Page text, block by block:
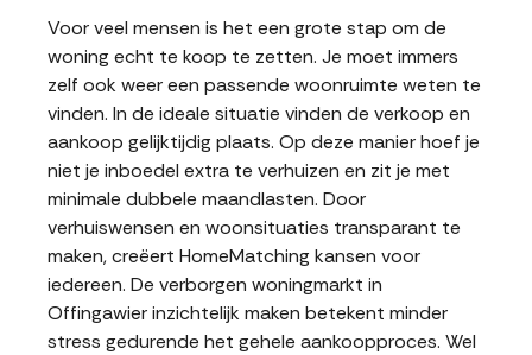
Voor veel mensen is het een grote stap om de
woning echt te koop te zetten. Je moet immers
zelf ook weer een passende woonruimte weten te
vinden. In de ideale situatie vinden de verkoop en
aankoop gelijktijdig plaats. Op deze manier hoef je
niet je inboedel extra te verhuizen en zit je met
minimale dubbele maandlasten. Door
verhuiswensen en woonsituaties transparant te
maken, creëert HomeMatching kansen voor
iedereen. De verborgen woningmarkt in
Offingawier inzichtelijk maken betekent minder
stress gedurende het gehele aankoopproces. Wel